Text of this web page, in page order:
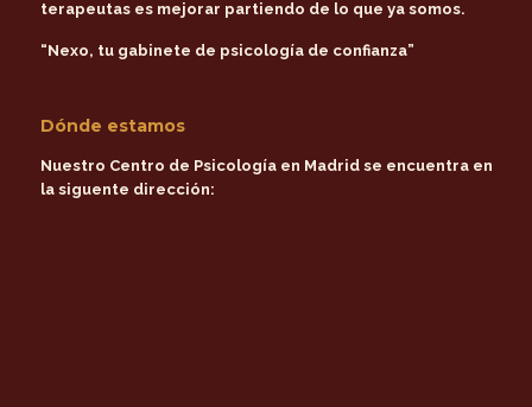
terapeutas es mejorar partiendo de lo que ya somos.
“Nexo, tu gabinete de psicología de confianza”
Dónde estamos
Nuestro Centro de Psicología en Madrid se encuentra en
la siguente dirección: